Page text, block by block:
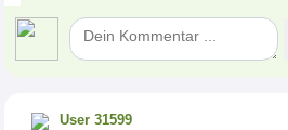
User 31599